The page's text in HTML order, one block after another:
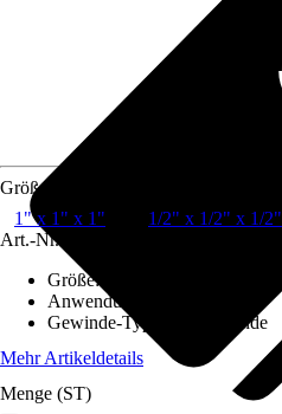
Größe
1" x 1" x 1"
1/2" x 1/2" x 1/2"
Art.-Nr.
Größe:
Anwendung
Gewinde-Typ
Innengewinde
Mehr Artikeldetails
Menge (ST)